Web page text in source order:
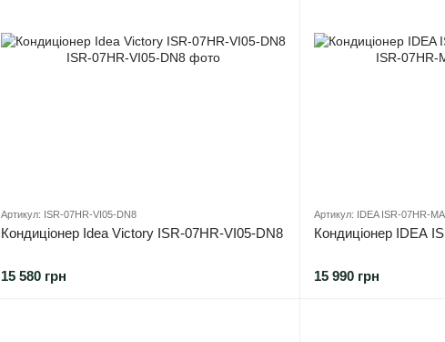
Артикул: ISR-07HR-VI05-DN8
Кондиціонер Idea Victory ISR-07HR-VI05-DN8
15 580 грн
Артикул: IDEA ISR-07HR-
Кондиціонер IDEA
15 990 грн